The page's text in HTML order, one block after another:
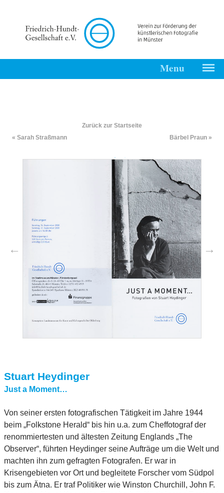
Menu
Impressum
Zurück zur Startseite
« Sarah Straßmann
Bärbel Praun »
Stuart Heydinger
Just a Moment…
Von seiner ersten fotografischen Tätigkeit im Jahre 1944
beim „Folkstone Herald“ bis hin u.a. zum Cheffotograf der
renommiertesten und ältesten Zeitung Englands „The
Observer“, führten Heydinger seine Aufträge um die Welt und
machten ihn zum gefragten Fotografen. Er war in
Krisengebieten vor Ort und begleitete Forscher vom Südpol
bis zum Ätna. Er traf Politiker wie Winston Churchill, John F.